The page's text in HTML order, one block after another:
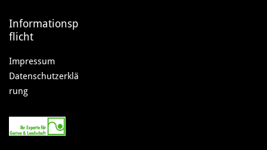
Informationsp
flicht
Impressum
Datenschutzerklä
rung